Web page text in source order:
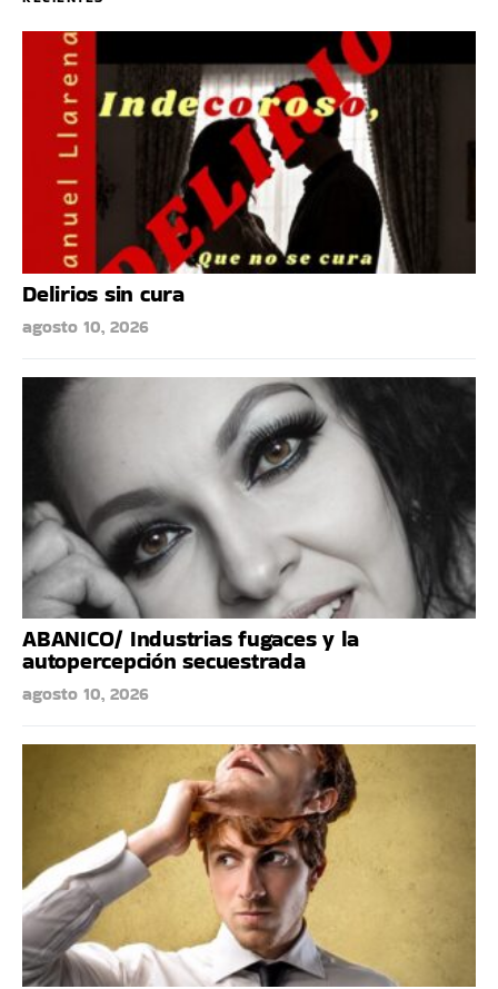
Delirios sin cura
agosto 10, 2026
ABANICO/ Industrias fugaces y la
autopercepción secuestrada
agosto 10, 2026